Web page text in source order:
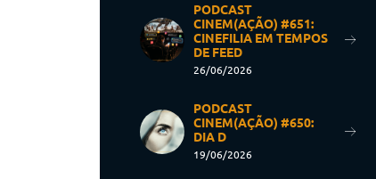
PODCAST
CINEM(AÇÃO) #651:
CINEFILIA EM TEMPOS
DE FEED
26/06/2026
PODCAST
CINEM(AÇÃO) #650:
DIA D
19/06/2026